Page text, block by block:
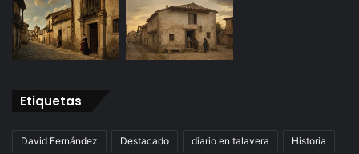
Etiquetas
David Fernández Destacado diario en talavera Historia